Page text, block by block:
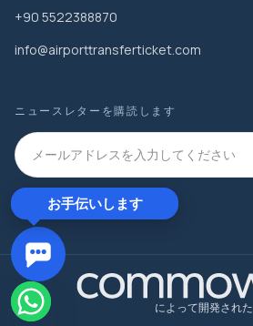
+90 5522388870
info@airporttransferticket.com
ニュースレターを購読します
によって開発された
お手伝いします